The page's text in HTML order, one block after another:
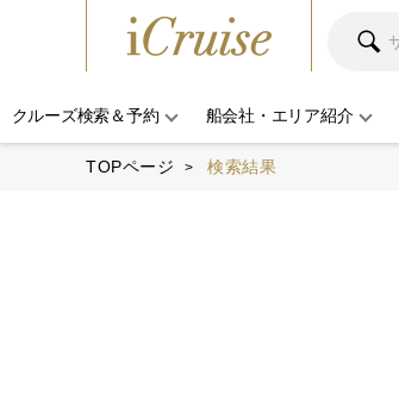
クルーズ検索＆予約 船会社・エリア紹介
TOPページ 検索結果